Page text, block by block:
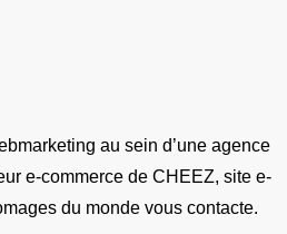
au sein d’une agence
e-commerce de CHEEZ, site e-
du monde vous contacte.